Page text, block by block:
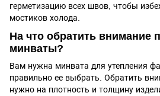
герметизацию всех швов, чтобы
мостиков холода.
На что обратить внимание
минваты?
Вам нужна минвата для утепления
правильно ее выбрать. Обратить
нужно на плотность и толщину